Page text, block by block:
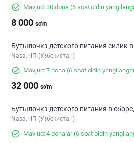
Mavjud: 30 dona (6 soat oldin
8 000 so'm
Бутылочка детского питания силик
Nasa, ЧП (Узбекистан)
Mavjud: 7 dona (6 soat oldin
32 000 so'm
Бутылочка детского питания в
Nasa, ЧП (Узбекистан)
Mavjud: 4 donalar(6 soat oldin